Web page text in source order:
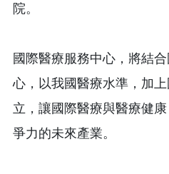
院。
國際醫療服務中心，將結
心，以我國醫療水準，加
立，讓國際醫療與醫療健
爭力的未來產業。